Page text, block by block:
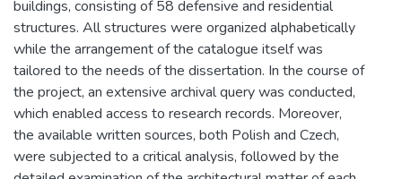
buildings, consisting of 58 defensive and residential
structures. All structures were organized alphabetically
while the arrangement of the catalogue itself was
tailored to the needs of the dissertation. In the course of
the project, an extensive archival query was conducted,
which enabled access to research records. Moreover,
the available written sources, both Polish and Czech,
were subjected to a critical analysis, followed by the